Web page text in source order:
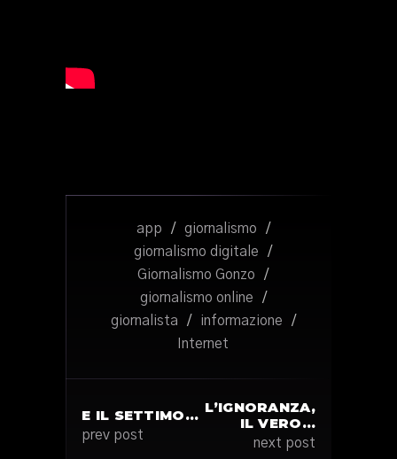
app / giornalismo
/
giornalismo digitale
/
Giornalismo Gonzo
/
giornalismo online
/
giornalista
/ informazione
/
Internet
E IL SETTIMO…
prev post
L’IGNORANZA,
IL VERO…
next post